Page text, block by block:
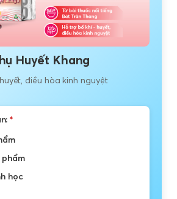
Huyết Khang
điều hòa kinh nguyệt
*
phẩm
học